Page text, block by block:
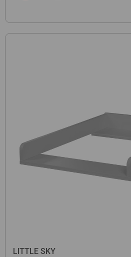
LITTLE SKY